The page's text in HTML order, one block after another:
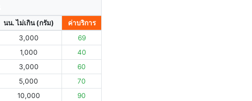
นน. ไม่เกิน (กรัม)
ค่าบริการ
3,000
69
1,000
40
3,000
60
5,000
70
10,000
90